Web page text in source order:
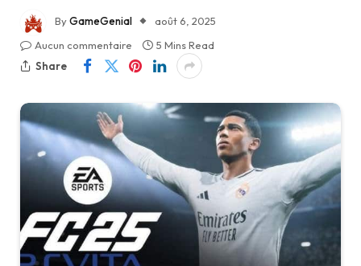
ByGameGenial
août 6, 2025
Aucun commentaire
5 Mins Read
Share